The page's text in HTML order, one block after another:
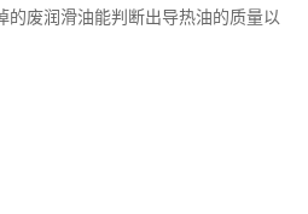
废润滑油能判断出导热油的质量以